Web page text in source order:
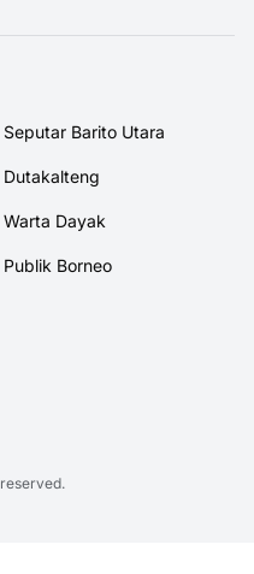
Seputar Barito Utara
Dutakalteng
Warta Dayak
Publik Borneo